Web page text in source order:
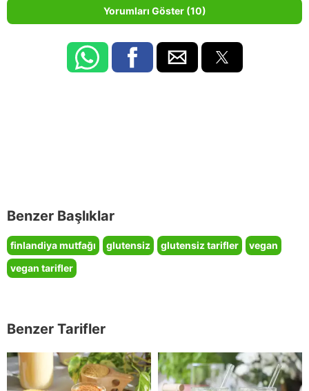
Yorumları Göster (10)
Benzer Başlıklar
finlandiya mutfağı glutensiz glutensiz tarifler
vegan
vegan tarifler
Benzer Tarifler